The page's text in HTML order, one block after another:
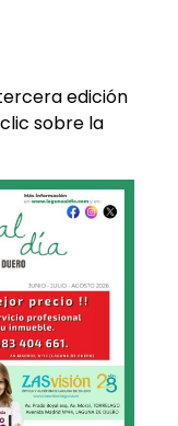
edición
sobre la